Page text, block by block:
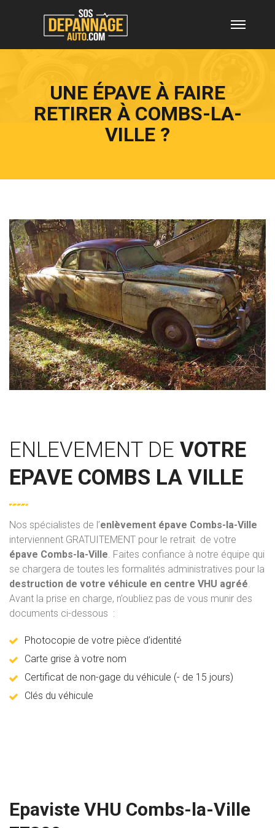
UNE ÉPAVE À FAIRE
RETIRER À COMBS-LA-
VILLE ?
ENLEVEMENT DE VOTRE
EPAVE COMBS LA VILLE
Nos spécialistes de l’enlèvement épave Combs-la-Ville
interviennent GRATUITEMENT pour le retrait de votre
épave Combs-la-Ville. Faites confiance à notre équipe qui
se chargera de toutes les formalités administratives pour la
destruction de votre véhicule en centre VHU agréé.
Avant la prise en charge, n’oubliez pas de vous munir des
documents ci-dessous :
Photocopie de votre pièce d’identité
Carte grise à votre nom
Certificat de non-gage du véhicule (- de 15 jours)
Clés du véhicule
Epaviste VHU Combs-la-Ville